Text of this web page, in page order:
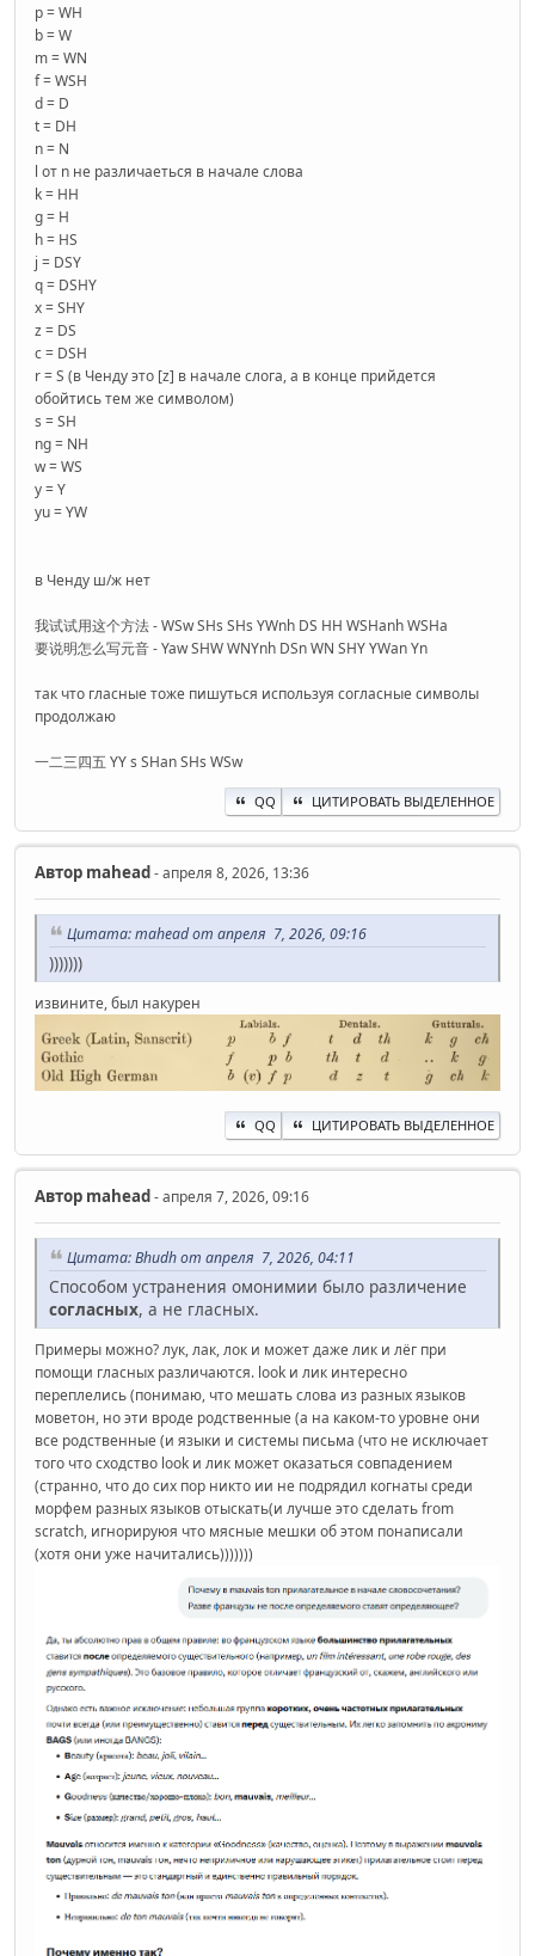
p = WH
b = W
m = WN
f = WSH
d = D
t = DH
n = N
l от n не различаеться в начале слова
k = HH
g = H
h = HS
j = DSY
q = DSHY
x = SHY
z = DS
c = DSH
r = S (в Ченду это [z] в начале слога, а в конце прийдется
обойтись тем же символом)
s = SH
ng = NH
w = WS
y = Y
yu = YW
в Ченду ш/ж нет
我试试用这个方法 - WSw SHs SHs YWnh DS HH WSHanh WSHa
要说明怎么写元音 - Yaw SHW WNYnh DSn WN SHY YWan Yn
так что гласные тоже пишуться используя согласные символы
продолжаю
一二三四五 YY s SHan SHs WSw
QQ ЦИТИРОВАТЬ ВЫДЕЛЕННОЕ
Автор mahead- апреля 8, 2026, 13:36
Цитата: mahead от апреля 7, 2026, 09:16
)))))))
извините, был накурен
QQ ЦИТИРОВАТЬ ВЫДЕЛЕННОЕ
Автор mahead- апреля 7, 2026, 09:16
Цитата: Bhudh от апреля 7, 2026, 04:11
Способом устранения омонимии было различение
согласных, а не гласных.
Примеры можно? лук, лак, лок и может даже лик и лёг при
помощи гласных различаются. look и лик интересно
переплелись (понимаю, что мешать слова из разных языков
моветон, но эти вроде родственные (а на каком-то уровне они
все родственные (и языки и системы письма (что не исключает
того что сходство look и лик может оказаться совпадением
(странно, что до сих пор никто ии не подрядил когнаты среди
морфем разных языков отыскать(и лучше это сделать from
scratch, игнорируюя что мясные мешки об этом понаписали
(хотя они уже начитались)))))))